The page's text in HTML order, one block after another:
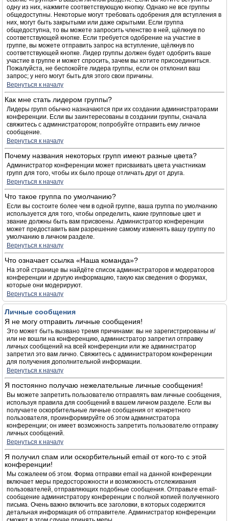
одну из них, нажмите соответствующую кнопку. Однако не все группы
общедоступны. Некоторые могут требовать одобрения для вступления в
них, могут быть закрытыми или даже скрытыми. Если группа
общедоступна, то вы можете запросить членство в ней, щёлкнув по
соответствующей кнопке. Если требуется одобрение на участие в
группе, вы можете отправить запрос на вступление, щёлкнув по
соответствующей кнопке. Лидер группы должен будет одобрить ваше
участие в группе и может спросить, зачем вы хотите присоединиться.
Пожалуйста, не беспокойте лидера группы, если он отклонил ваш
запрос; у него могут быть для этого свои причины.
Вернуться к началу
Как мне стать лидером группы?
Лидеры групп обычно назначаются при их создании администраторами
конференции. Если вы заинтересованы в создании группы, сначала
свяжитесь с администратором; попробуйте отправить ему личное
сообщение.
Вернуться к началу
Почему названия некоторых групп имеют разные цвета?
Администратор конференции может присваивать цвета участникам
групп для того, чтобы их было проще отличать друг от друга.
Вернуться к началу
Что такое группа по умолчанию?
Если вы состоите более чем в одной группе, ваша группа по умолчанию
используется для того, чтобы определить, какие групповые цвет и
звание должны быть вам присвоены. Администратор конференции
может предоставить вам разрешение самому изменять вашу группу по
умолчанию в личном разделе.
Вернуться к началу
Что означает ссылка «Наша команда»?
На этой странице вы найдёте список администраторов и модераторов
конференции и другую информацию, такую как сведения о форумах,
которые они модерируют.
Вернуться к началу
Личные сообщения
Я не могу отправить личные сообщения!
Это может быть вызвано тремя причинами: вы не зарегистрированы и/
или не вошли на конференцию, администратор запретил отправку
личных сообщений на всей конференции или же администратор
запретил это вам лично. Свяжитесь с администратором конференции
для получения дополнительной информации.
Вернуться к началу
Я постоянно получаю нежелательные личные сообщения!
Вы можете запретить пользователю отправлять вам личные сообщения,
используя правила для сообщений в вашем личном разделе. Если вы
получаете оскорбительные личные сообщения от конкретного
пользователя, проинформируйте об этом администратора
конференции; он имеет возможность запретить пользователю отправку
личных сообщений.
Вернуться к началу
Я получил спам или оскорбительный email от кого-то с этой
конференции!
Мы сожалеем об этом. Форма отправки email на данной конференции
включает меры предосторожности и возможность отслеживания
пользователей, отправляющих подобные сообщения. Отправьте email-
сообщение администратору конференции с полной копией полученного
письма. Очень важно включить все заголовки, в которых содержится
детальная информация об отправителе. Администратор конференции